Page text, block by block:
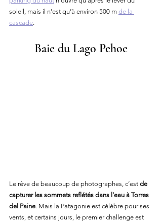
soleil, mais il n’est qu’à environ 500 m de la
cascade.
Baie du Lago Pehoe
Le rêve de beaucoup de photographes, c’est de
capturer les sommets reflétés dans l’eau à Torres
del Paine. Mais la Patagonie est célèbre pour ses
vents, et certains jours, le premier challenge est